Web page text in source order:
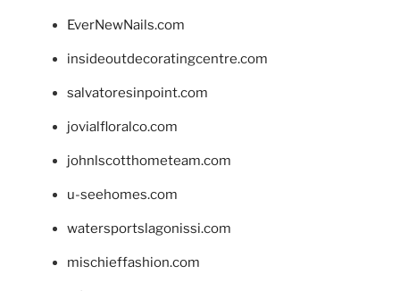
EverNewNails.com
insideoutdecoratingcentre.com
salvatoresinpoint.com
jovialfloralco.com
johnlscotthometeam.com
u-seehomes.com
watersportslagonissi.com
mischieffashion.com